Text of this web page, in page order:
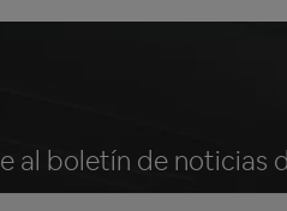
al boletín de noticias